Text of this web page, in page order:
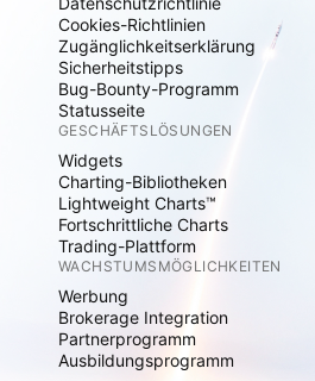
Cookies-Richtlinien
Zugänglichkeitserklärung
Sicherheitstipps
Bug-Bounty-Programm
Statusseite
GESCHÄFTSLÖSUNGEN
Widgets
Charting-Bibliotheken
Lightweight Charts™
Fortschrittliche Charts
Trading-Plattform
WACHSTUMSMÖGLICHKEITEN
Werbung
Brokerage Integration
Partnerprogramm
Ausbildungsprogramm